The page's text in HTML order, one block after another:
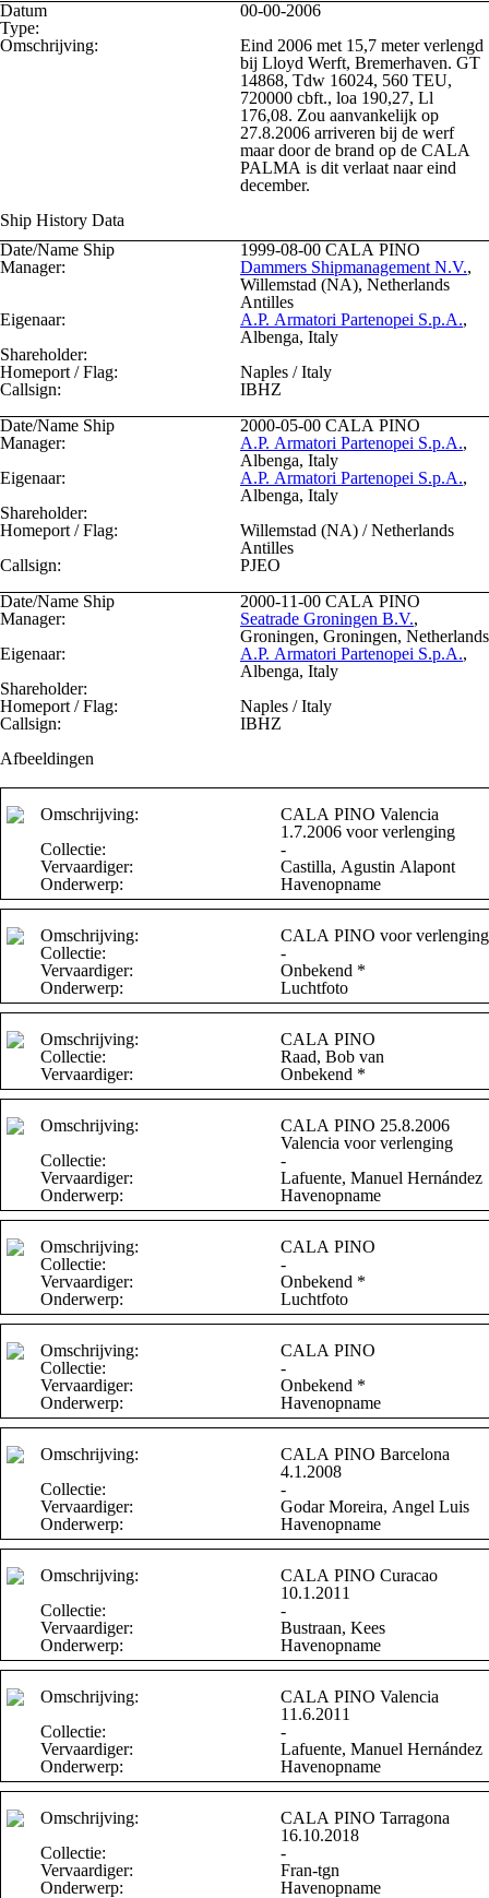
Datum
00-00-2006
Type:
Omschrijving:
Eind 2006 met 15,7 meter verlengd
bij Lloyd Werft, Bremerhaven. GT
14868, Tdw 16024, 560 TEU,
720000 cbft., loa 190,27, Ll
176,08. Zou aanvankelijk op
27.8.2006 arriveren bij de werf
maar door de brand op de CALA
PALMA is dit verlaat naar eind
december.
Ship History Data
Date/Name Ship
1999-08-00 CALA PINO
Manager:
Dammers Shipmanagement N.V.,
Willemstad (NA), Netherlands
Antilles
Eigenaar:
A.P. Armatori Partenopei S.p.A.,
Albenga, Italy
Shareholder:
Homeport / Flag:
Naples / Italy
Callsign:
IBHZ
Date/Name Ship
2000-05-00 CALA PINO
Manager:
A.P. Armatori Partenopei S.p.A.,
Albenga, Italy
Eigenaar:
A.P. Armatori Partenopei S.p.A.,
Albenga, Italy
Shareholder:
Homeport / Flag:
Willemstad (NA) / Netherlands
Antilles
Callsign:
PJEO
Date/Name Ship
2000-11-00 CALA PINO
Manager:
Seatrade Groningen B.V.,
Groningen, Groningen, Netherlands
Eigenaar:
A.P. Armatori Partenopei S.p.A.,
Albenga, Italy
Shareholder:
Homeport / Flag:
Naples / Italy
Callsign:
IBHZ
Afbeeldingen
Omschrijving:
CALA PINO Valencia
1.7.2006 voor verlenging
Collectie:
-
Vervaardiger:
Castilla, Agustin Alapont
Onderwerp:
Havenopname
Omschrijving:
CALA PINO voor verlenging
Collectie:
-
Vervaardiger:
Onbekend *
Onderwerp:
Luchtfoto
Omschrijving:
CALA PINO
Collectie:
Raad, Bob van
Vervaardiger:
Onbekend *
Omschrijving:
CALA PINO 25.8.2006
Valencia voor verlenging
Collectie:
-
Vervaardiger:
Lafuente, Manuel Hernández
Onderwerp:
Havenopname
Omschrijving:
CALA PINO
Collectie:
-
Vervaardiger:
Onbekend *
Onderwerp:
Luchtfoto
Omschrijving:
CALA PINO
Collectie:
-
Vervaardiger:
Onbekend *
Onderwerp:
Havenopname
Omschrijving:
CALA PINO Barcelona
4.1.2008
Collectie:
-
Vervaardiger:
Godar Moreira, Angel Luis
Onderwerp:
Havenopname
Omschrijving:
CALA PINO Curacao
10.1.2011
Collectie:
-
Vervaardiger:
Bustraan, Kees
Onderwerp:
Havenopname
Omschrijving:
CALA PINO Valencia
11.6.2011
Collectie:
-
Vervaardiger:
Lafuente, Manuel Hernández
Onderwerp:
Havenopname
Omschrijving:
CALA PINO Tarragona
16.10.2018
Collectie:
-
Vervaardiger:
Fran-tgn
Onderwerp:
Havenopname